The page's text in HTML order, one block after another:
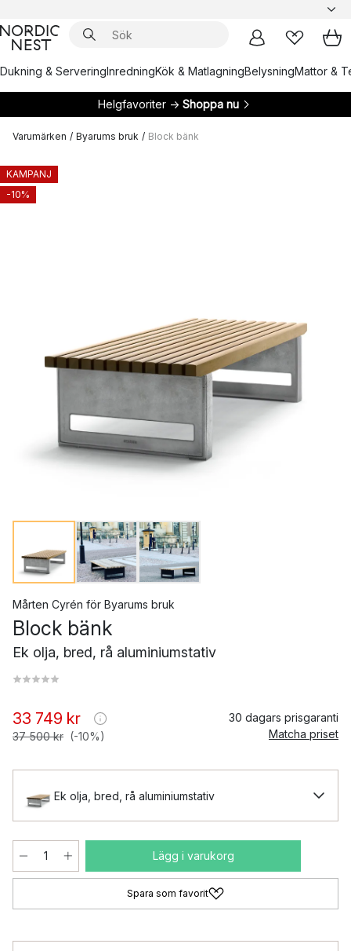
Dukning & ServeringInredningKök & MatlagningBelysningMattor &
Helgfavoriter → Shoppa nu
Varumärken / Byarums bruk / Block bänk
KAMPANJ
-10%
Mårten Cyrén för Byarums bruk
Block bänk
Ek olja, bred, rå aluminiumstativ
33 749 kr
37 500 kr (-10%)
30 dagars prisgaranti
Matcha priset
Ek olja, bred, rå aluminiumstativ
Lägg i varukorg
Spara som favorit